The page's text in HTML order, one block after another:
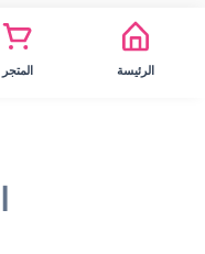
الرئيسة المتجر